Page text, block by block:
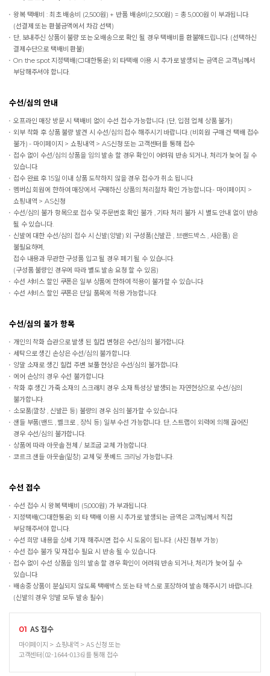
왕복 택배비 : 최초 배송비 (2,500원) + 반품 배송비(2,500원) = 총 5,000원 이 부과됩니다.
(선결제 또는 환불금액에서 차감 선택)
단, 보내주신 상품이 불량 또는 오배송으로 확인 될 경우 택배비를 환불해드립니다. (선택하신
결제수단으로 택배비 환불)
On the spot지정택배(CJ대한통운) 외 타택배 이용 시 추가로 발생되는 금액은 고객님께서
부담해주셔야 합니다.
수선/심의 안내
오프라인 매장 방문 시 택배비 없이 수선 접수 가능합니다. (단, 입점 업체 상품 불가)
외부 착화 후 상품 불량 발견 시 수선/심의 접수 해주시기 바랍니다. (비회원 구매 건 택배 접수
불가) - 마이페이지 > 쇼핑내역 > AS신청 또는 고객센터를 통해 접수
접수 없이 수선/심의 상품을 임의 발송 할 경우 확인이 어려워 반송 되거나, 처리가 늦어 질 수
있습니다.
접수 완료 후 15일 이내 상품 도착하지 않을 경우 접수가 취소 됩니다.
멤버십 회원에 한하여 매장에서 구매하신 상품의 처리절차 확인 가능합니다.- 마이페이지 >
쇼핑내역 > AS신청
수선/심의 불가 항목으로 접수 및 주문번호 확인 불가 , 기타 처리 불가 시 별도 안내 없이 반송
될 수 있습니다.
신발에 대한 수선/심의 접수 시 신발(양발) 외 구성품(신발끈 , 브랜드박스 , 사은품) 은
불필요하며,
접수 내용과 무관한 구성품 입고 될 경우 폐기 될 수 있습니다.
(구성품 불량인 경우에 따라 별도 발송 요청 할 수 있음)
수선 서비스 할인 쿠폰은 일부 상품에 한하여 적용이 불가할 수 있습니다.
수선 서비스 할인 쿠폰은 단일 품목에 적용 가능합니다.
수선/심의 불가 항목
개인의 착화 습관으로 발생 된 힐컵 변형은 수선/심의 불가합니다.
세탁으로 생긴 손상은 수선/심의 불가합니다.
양말 소재로 생긴 힐컵 주변 보풀 현상은 수선/심의 불가합니다.
에어 손상의 경우 수선 불가합니다.
착화 후 생긴 가죽 소재의 스크래치 경우 소재 특성상 발생되는 자연현상으로 수선/심의
불가합니다.
소모품(깔창 , 신발끈 등) 불량의 경우 심의 불가할 수 있습니다.
샌들 부품(밴드 , 벨크로 , 장식 등) 일부 수선 가능합니다. 단, 스트랩이 외력에 의해 끊어진
경우 수선/심의 불가합니다.
상품에 따라 아웃솔 전체 / 보조굽 교체 가능합니다.
코르크 샌들 아웃솔(밑창) 교체 및 풋베드 크리닝 가능합니다.
수선 접수
수선 접수 시 왕복 택배비 (5,000원) 가 부과됩니다.
지정택배(CJ대한통운) 외 타 택배 이용 시 추가로 발생되는 금액은 고객님께서 직접
부담해주셔야 합니다.
수선 희망 내용을 상세 기재 해주시면 접수 시 도움이 됩니다. (사진 첨부 가능)
수선 접수 불가 및 재접수 필요 시 반송 될 수 있습니다.
접수 없이 수선 상품을 임의 발송 할 경우 확인이 어려워 반송 되거나, 처리가 늦어 질 수
있습니다.
배송중 상품이 분실되지 않도록 택배박스 또는 타 박스로 포장하여 발송 해주시기 바랍니다.
(신발의 경우 양발 모두 발송 필수)
01 AS 접수
마이페이지 > 쇼핑내역 > AS 신청 또는
고객센터(02-1644-0136)를 통해 접수